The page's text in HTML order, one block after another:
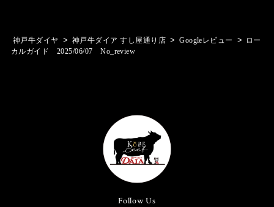
神戸牛ダイヤ > 神戸牛ダイア すし屋通り店 > Googleレビュー >
ロー
カルガイド 2025/06/07 No_review
Follow Us